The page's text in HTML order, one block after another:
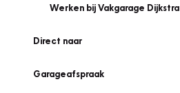
Werken bij Vakgarage Dijkstra
Direct naar
Garageafspraak